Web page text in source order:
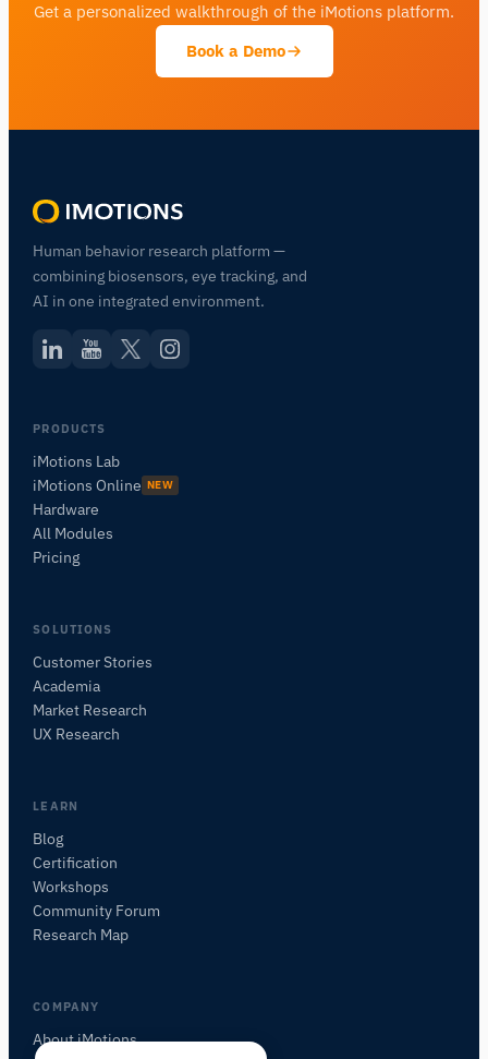
Get a personalized walkthrough of the iMotions platform.
Book a Demo
Human behavior research platform —
combining biosensors, eye tracking, and
AI in one integrated environment.
PRODUCTS
iMotions Lab
iMotions Online NEW
Hardware
All Modules
Pricing
SOLUTIONS
Customer Stories
Academia
Market Research
UX Research
LEARN
Blog
Certification
Workshops
Community Forum
Research Map
COMPANY
About iMotions
研究方法、製品、センサー、SDK、リソースに
このページについて質問
これは何をしますか？
代替品と比較